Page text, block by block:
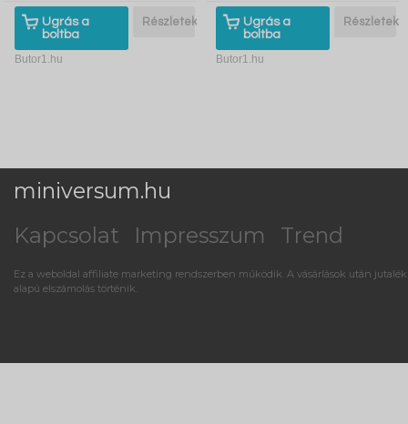
Ugrás a
boltba
Részletek
Butor1.hu
Ugrás a
boltba
Részletek
Butor1.hu
miniversum.hu
Kapcsolat
Impresszum Trend
Ez a weboldal affiliate marketing rendszerben működik. A vásárlások után jutalék
alapú elszámolás történik.